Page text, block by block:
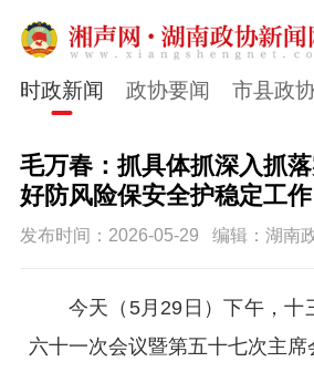
时政新闻 政协要闻 市县政
毛万春：抓具体抓深入抓
好防风险保安全护稳定工作
发布时间：2026-05-29 编辑：湖南
今天（5月29日）下午，十
六十一次会议暨第五十七次主席